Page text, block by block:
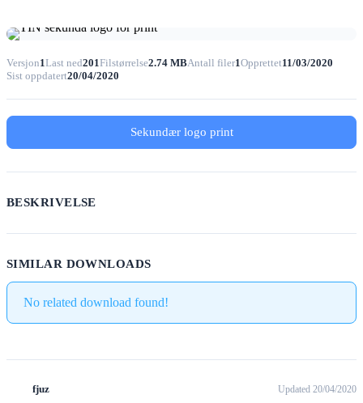
Versjon1Last ned201Filstørrelse2.74 MBAntall filer1Opprettet11/03/2020
Sist oppdatert20/04/2020
Sekundær logo print
BESKRIVELSE
SIMILAR DOWNLOADS
No related download found!
fjuz Updated 20/04/2020